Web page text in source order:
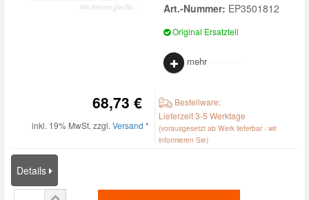
Art.-Nummer: EP3501812
Original Ersatzteil
mehr
68,73 €
inkl. 19% MwSt. zzgl. Versand *
Bestellware:
Lieferzeit 3-5 Werktage
(vorausgesetzt ab Werk lieferbar - wir
informieren Sie)
Details